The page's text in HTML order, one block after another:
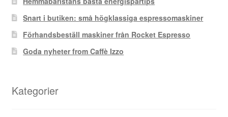
Snart i butiken: små högklassiga espressomaskiner
Förhandsbeställ maskiner från Rocket Espresso
Goda nyheter from Caffè Izzo
Kategorier